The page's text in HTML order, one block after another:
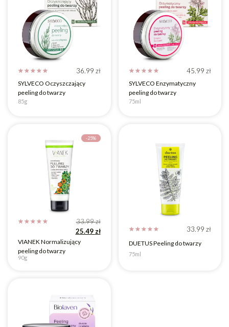
☆ ☆ ☆ ☆ ☆ 36.99 zł
SYLVECO Oczyszczający
peeling do twarzy
85g
☆ ☆ ☆ ☆ ☆ 45.99 zł
SYLVECO Enzymatyczny
peeling do twarzy
75ml
-25%
☆ ☆ ☆ ☆ ☆ 33.99zł
25.49 zł
VIANEK Normalizujący
peeling do twarzy
90g
☆ ☆ ☆ ☆ ☆ 33.99 zł
DUETUS Peeling do twarzy
75ml